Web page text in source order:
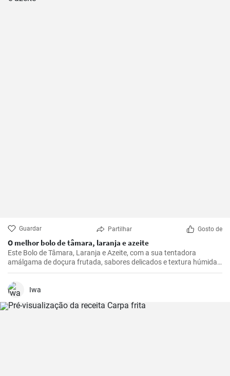
Guardar Partilhar Gosto de
O melhor bolo de tâmara, laranja e azeite
Este Bolo de Tâmara, Laranja e Azeite, com a sua tentadora
amálgama de doçura frutada, sabores delicados e textura húmida,
nunca deixa de tornar qualquer ocasião extra especial.
Iwa